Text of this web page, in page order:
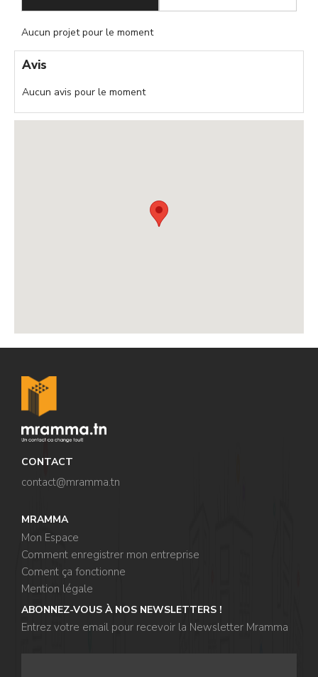
Aucun projet pour le moment
Avis
Aucun avis pour le moment
CONTACT
contact@mramma.tn
MRAMMA
Mon Espace
Comment enregistrer mon entreprise
Coment ça fonctionne
Mention légale
ABONNEZ-VOUS À NOS NEWSLETTERS !
Entrez votre email pour recevoir la Newsletter Mramma